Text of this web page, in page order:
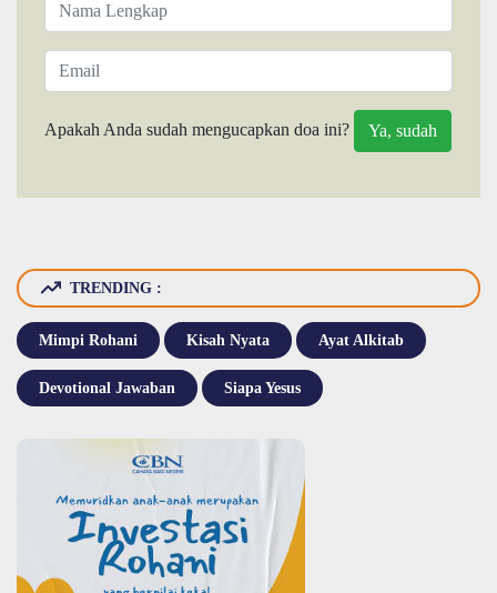
Apakah Anda sudah mengucapkan doa ini?
TRENDING :
Mimpi Rohani Kisah Nyata Ayat Alkitab
Devotional Jawaban Siapa Yesus